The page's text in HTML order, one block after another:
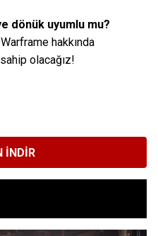
dönük uyumlu mu?
hakkında
olacağız!
İNDIR